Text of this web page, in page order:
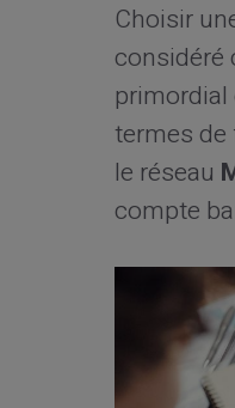
Choisir
considéré
primordial
termes de
le réseau
compte